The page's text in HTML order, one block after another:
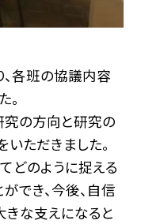
各班の協議内容
。
の方向と研究の
ただきました。
どのように捉える
でき、今後、自信
な支えになると